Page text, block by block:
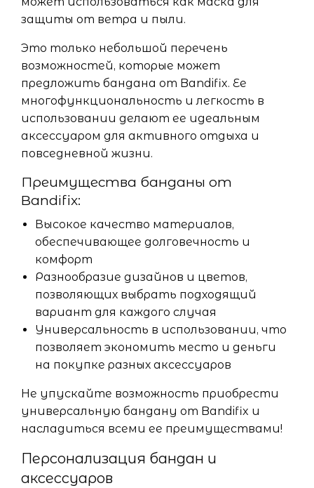
защиты от ветра и пыли.
Это только небольшой перечень
возможностей, которые может
предложить бандана от Bandifix. Ее
многофункциональность и легкость в
использовании делают ее идеальным
аксессуаром для активного отдыха и
повседневной жизни.
Преимущества банданы от
Bandifix:
Высокое качество материалов,
обеспечивающее долговечность и
комфорт
Разнообразие дизайнов и цветов,
позволяющих выбрать подходящий
вариант для каждого случая
Универсальность в использовании, что
позволяет экономить место и деньги
на покупке разных аксессуаров
Не упускайте возможность приобрести
универсальную бандану от Bandifix и
насладиться всеми ее преимуществами!
Персонализация бандан и
аксессуаров